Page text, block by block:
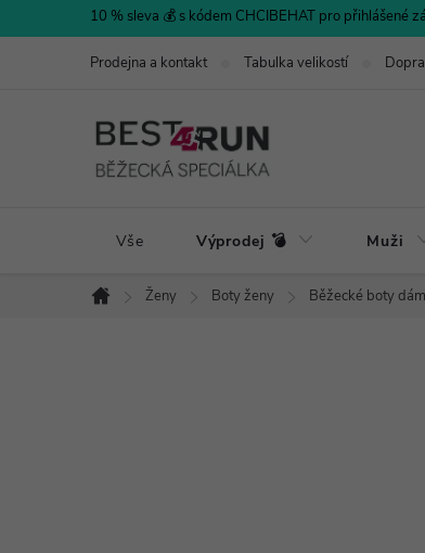
na
10 % sleva 💰 s kódem CHCIBEHAT pro přihlášené
Prodejna a kontakt Tabulka velikostí
Vše Výprodej 💣 Muži
Domů
Ženy Boty ženy Běžecké boty